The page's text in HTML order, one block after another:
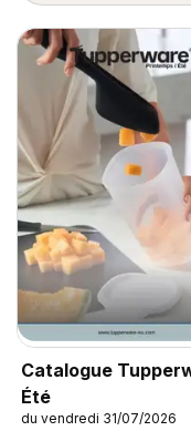
Catalogue
Été
du vendredi 31/07/2026